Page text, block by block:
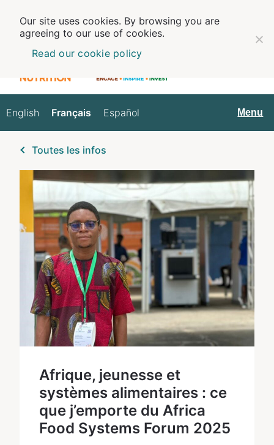
Français
English Français Español Menu
Toutes les infos
Afrique, jeunesse et
systèmes alimentaires : ce
que j’emporte du Africa
Food Systems Forum 2025
Our site uses cookies. By browsing you are
agreeing to our use of cookies.
Read our cookie policy